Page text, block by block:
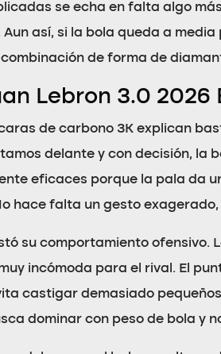
se echa en falta algo
así, si la bola queda a
de forma de
Lebron 3.0 2026
de carbono 3K explican
delante y con decisión, la
eficaces porque la pala da
hace falta un gesto
su comportamiento ofensivo.
incómoda para el rival. El
castigar demasiado
dominar con peso de bola y